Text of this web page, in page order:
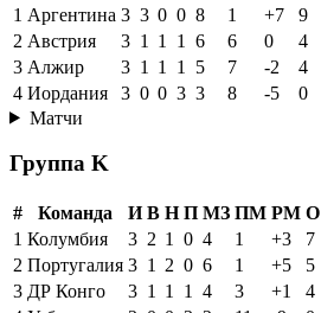
1 Аргентина 3 3 0 0 8 1 +7
9
2 Австрия 3 1 1 1 6 6 0
4
3 Алжир 3 1 1 1 5 7 -2
4
4 Иордания 3 0 0 3 3 8 -5
0
Матчи
Группа K
# Команда И В Н П МЗ ПМ РМ О
1 Колумбия 3 2 1 0 4 1 +3
7
2 Португалия 3 1 2 0 6 1 +5
5
3 ДР Конго 3 1 1 1 4 3 +1
4